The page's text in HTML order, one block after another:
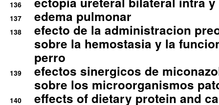
136
137 edema pulmonar
138
efecto de la administracion
sobre la hemostasia y la
perro
139
efectos sinergicos de
sobre los microorganismos
140
effects of dietary protein and